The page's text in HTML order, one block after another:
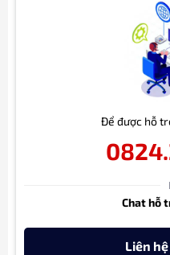
Để được hỗ
Chat hỗ
Liên